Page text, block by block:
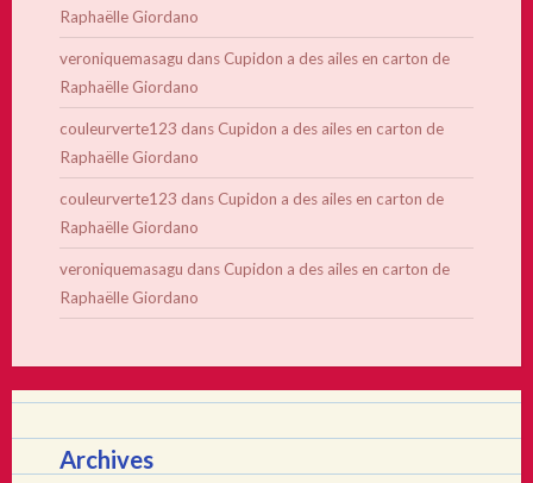
Raphaëlle Giordano
veroniquemasagu dans Cupidon a des ailes en carton de
Raphaëlle Giordano
couleurverte123 dans Cupidon a des ailes en carton de
Raphaëlle Giordano
couleurverte123 dans Cupidon a des ailes en carton de
Raphaëlle Giordano
veroniquemasagu dans Cupidon a des ailes en carton de
Raphaëlle Giordano
Archives